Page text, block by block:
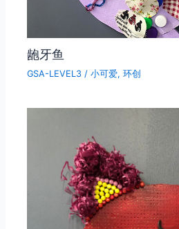
龅牙鱼
GSA-LEVEL3 /小可爱,环创